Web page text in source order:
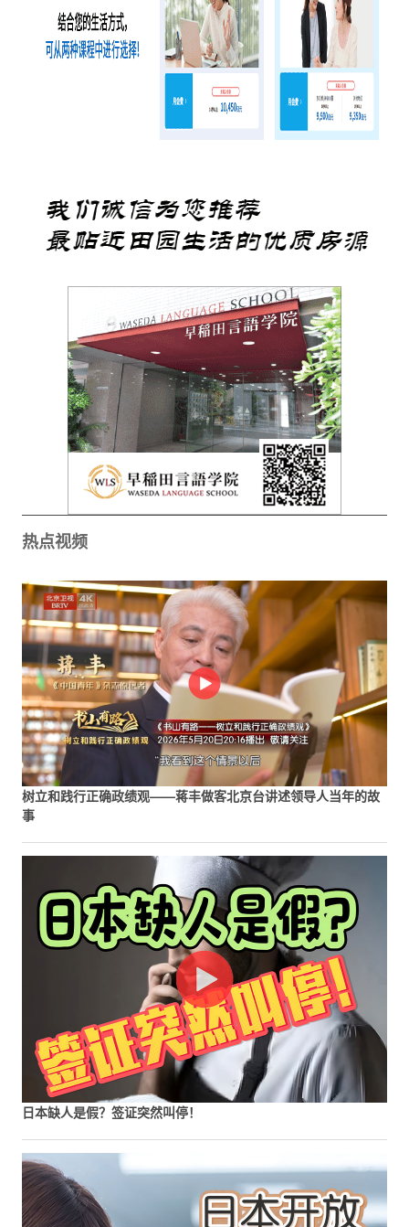
热点视频
树立和践行正确政绩观——蒋丰做客北京台讲述领导人当年的故
事
日本缺人是假？签证突然叫停！